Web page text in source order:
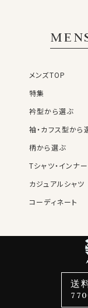
メンズTOP
特集
衿型から選ぶ
袖・カフス型から
柄から選ぶ
Tシャツ・インナー
カジュアルシャツ
コーディネート
スタイルから選ぶ
財布・名刺入れ
送